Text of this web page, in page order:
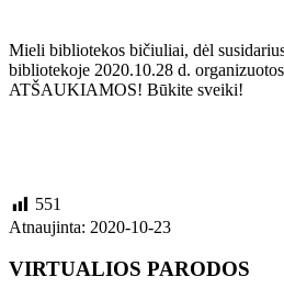
Mieli bibliotekos bičiuliai, dėl
bibliotekoje 2020.10.28 d.
ATŠAUKIAMOS! Būkite sveiki!
551
Atnaujinta: 2020-10-23
VIRTUALIOS PARODOS